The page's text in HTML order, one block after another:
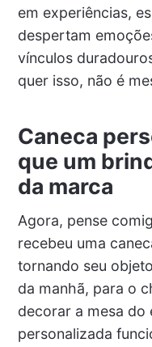
em experiências,
despertam
vínculos
quer isso, não é
Caneca
que um
da marca
Agora, pense
recebeu uma
tornando seu
da manhã, para o
decorar a mesa do
personalizada